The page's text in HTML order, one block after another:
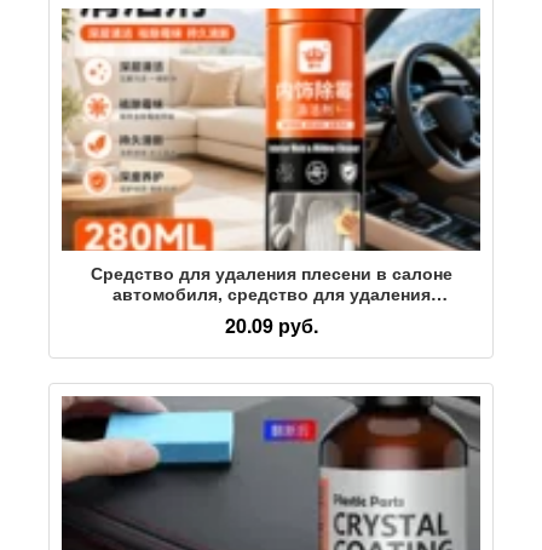
Средство для удаления плесени в салоне
автомобиля, средство для удаления
автомобильной плесени, средство для
удаления плесени в быту, средство для чистки
сидений
20.09 руб.